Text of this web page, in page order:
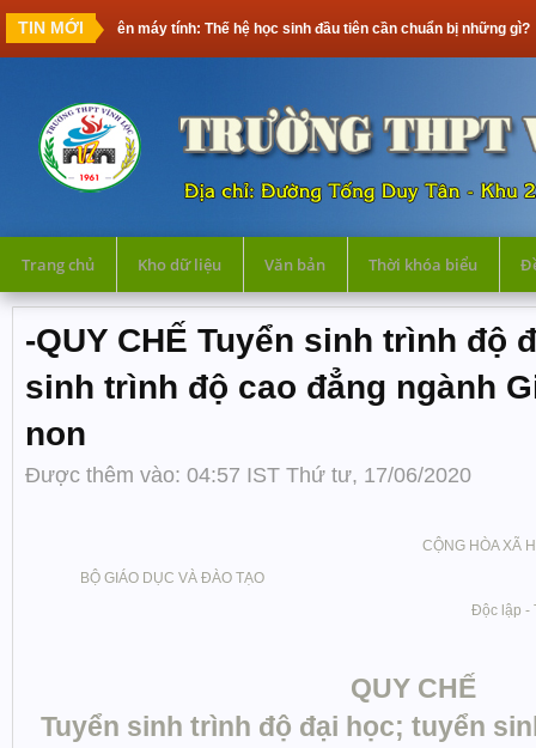
TIN MỚI
máy tính: Thế hệ học sinh đầu tiên cần chuẩn bị những gì?
Trang chủ Kho dữ liệu Văn bản Thời khóa biểu
-QUY CHẾ Tuyển sinh trình độ
sinh trình độ cao đẳng ngành
non
Được thêm vào: 04:57 IST Thứ tư, 17/06/2020
BỘ GIÁO DỤC VÀ ĐÀO TẠO
CỘNG HÒA XÃ
Độc lập -
QUY CHẾ
Tuyển sinh trình độ đại học; tuyển